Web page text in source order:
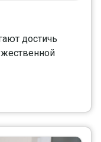
достичь